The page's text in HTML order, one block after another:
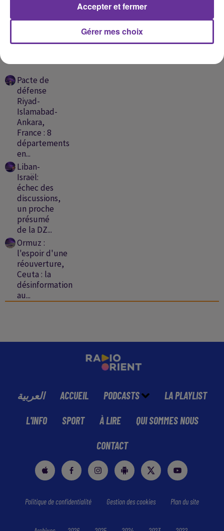
ÉCOUTER
EN CE
Pacte de
défense
Riyad-
Islamabad-
Ankara,
France : 8
départements
en...
Liban-
Israël:
échec des
discussions,
un proche
présumé
de la DZ...
Ormuz :
l'espoir d'une
réouverture,
Ceuta : la
désinformation
au...
العربية ACCUEIL PODCASTS LA PLAYLIST
L'INFO SPORT À LIRE QUI SOMMES NOUS
CONTACT
Politique de confidentialité Gestion des cookies Plan du site
Gérer mes choix
Accepter et fermer